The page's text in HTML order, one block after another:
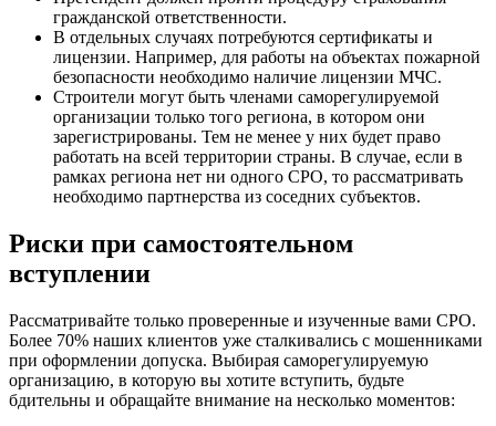
гражданской ответственности.
В отдельных случаях потребуются сертификаты и
лицензии. Например, для работы на объектах пожарной
безопасности необходимо наличие лицензии МЧС.
Строители могут быть членами саморегулируемой
организации только того региона, в котором они
зарегистрированы. Тем не менее у них будет право
работать на всей территории страны. В случае, если в
рамках региона нет ни одного СРО, то рассматривать
необходимо партнерства из соседних субъектов.
Риски при самостоятельном
вступлении
Рассматривайте только проверенные и изученные вами СРО.
Более 70% наших клиентов уже сталкивались с мошенниками
при оформлении допуска. Выбирая саморегулируемую
организацию, в которую вы хотите вступить, будьте
бдительны и обращайте внимание на несколько моментов: